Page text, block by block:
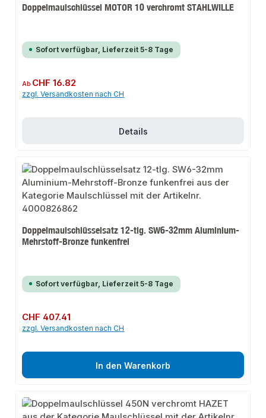
Doppelmaulschlüssel MOTOR 10 verchromt STAHLWILLE
Sofort verfügbar, Lieferzeit 5-8 Tage
Regulärer Preis:
Ab CHF 16.82
zzgl. Versandkosten nach CH
Details
Doppelmaulschlüsselsatz 12-tlg. SW6-32mm Aluminium-
Mehrstoff-Bronze funkenfrei
Sofort verfügbar, Lieferzeit 5-8 Tage
Regulärer Preis:
CHF 407.41
zzgl. Versandkosten nach CH
In den Warenkorb